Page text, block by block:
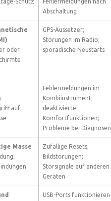
Abschaltung
oder
GPS-Aussetzer;
Störungen im Radio;
sporadische Neustarts
auf
Fehlermeldungen im
Kombiinstrument;
deaktivierte
Komfortfunktionen;
Probleme bei Diagnosen
Masse
Zufällige Resets;
Bildstörungen;
Störsignale auf anderen
Geräten
USB-Ports funktionieren